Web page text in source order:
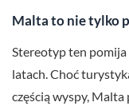
Malta to nie tylko
Stereotyp ten
latach. Choć
częścią wyspy,